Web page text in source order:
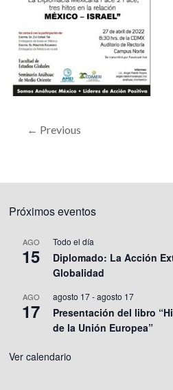
← Previous
Próximos eventos
AGO
15
Todo el día
Diplomado: La Acción
Globalidad
AGO
17
agosto 17-agosto 17
Presentación del libro
de la Unión Europea”
Ver calendario